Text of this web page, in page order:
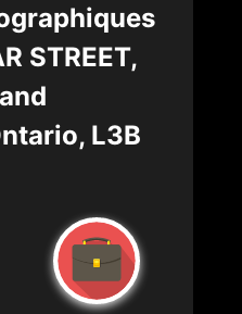
STREET,
L3B